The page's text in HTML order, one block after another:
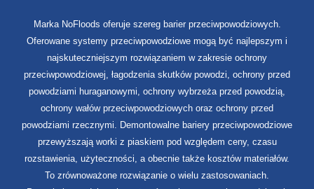
Marka NoFloods oferuje szereg barier przeciwpowodziowych.
Oferowane systemy przeciwpowodziowe mogą być najlepszym i
najskuteczniejszym rozwiązaniem w zakresie ochrony
przeciwpowodziowej, łagodzenia skutków powodzi, ochrony przed
powodziami huraganowymi, ochrony wybrzeża przed powodzią,
ochrony wałów przeciwpowodziowych oraz ochrony przed
powodziami rzecznymi. Demontowalne bariery przeciwpowodziowe
przewyższają worki z piaskiem pod względem ceny, czasu
rozstawienia, użyteczności, a obecnie także kosztów materiałów.
To zrównoważone rozwiązanie o wielu zastosowaniach.